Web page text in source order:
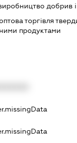
добрив і
торгівля
продуктами